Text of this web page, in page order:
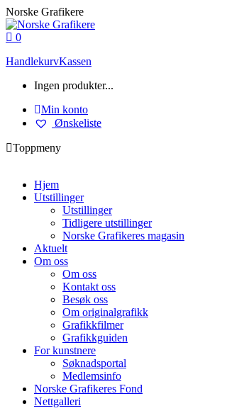
Skip
to
content
Norske Grafikere
0
HandlekurvKassen
Ingen produkter...
Min konto
Ønskeliste
Toppmeny
Hjem
Utstillinger
Utstillinger
Tidligere utstillinger
Norske Grafikeres magasin
Aktuelt
Om oss
Om oss
Kontakt oss
Besøk oss
Om originalgrafikk
Grafikkfilmer
Grafikkguiden
For kunstnere
Søknadsportal
Medlemsinfo
Norske Grafikeres Fond
Nettgalleri